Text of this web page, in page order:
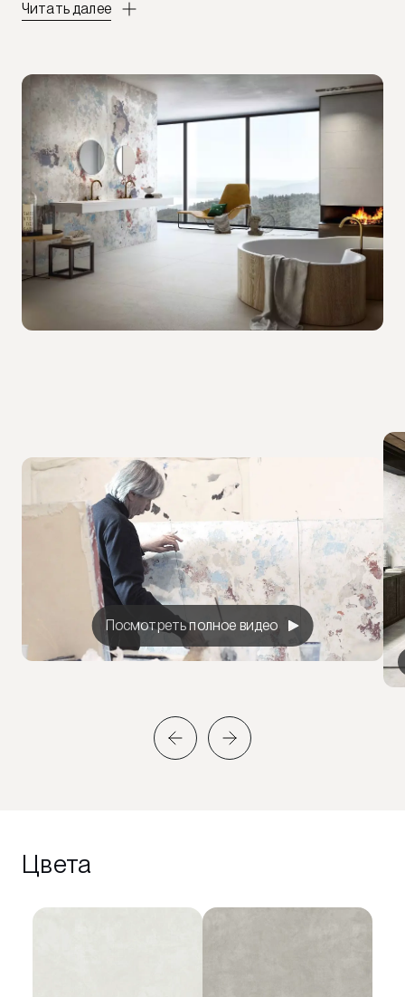
Читать далее
Посмотреть полное видео
Цвета